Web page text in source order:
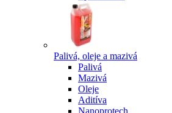
Palivá, oleje a mazivá
Palivá
Mazivá
Oleje
Aditíva